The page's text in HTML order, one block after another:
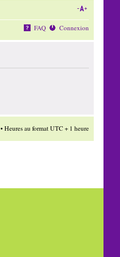
FAQ Connexion
• Heures au format UTC + 1 heure